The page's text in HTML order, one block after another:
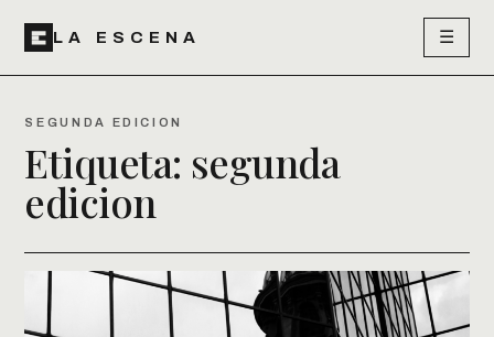
LA ESCENA ☰
SEGUNDA EDICION
Etiqueta: segunda
edicion